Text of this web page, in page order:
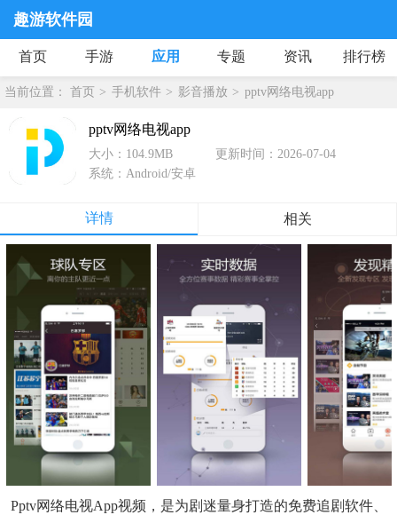
趣游软件园
首页 手游 应用 专题 资讯 排行榜
当前位置： 首页 手机软件 影音播放 pptv网络电视app
pptv网络电视app
大小：104.9MB
更新时间：2026-07-04
系统：Android/安卓
详情 相关
Pptv网络电视app视频，是为剧迷量身打造的免费追剧软件、